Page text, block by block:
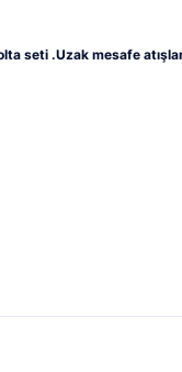
seti .Uzak mesafe